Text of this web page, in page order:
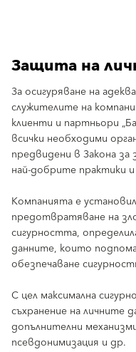
Защита на
За осигуряване на
служителите на
клиенти и партньори
всички необходими
предвидени в Закона
най-добрите практики
Компанията е
предотвратяване на
сигурността,
данните, които
обезпечаване
С цел максимална
съхранение на личните
допълнителни
псевдонимизация и др.